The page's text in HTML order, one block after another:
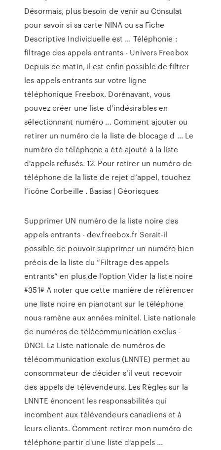
Désormais, plus besoin de venir au Consulat
pour savoir si sa carte NINA ou sa Fiche
Descriptive Individuelle est ... Téléphonie :
filtrage des appels entrants - Univers Freebox
Depuis ce matin, il est enfin possible de filtrer
les appels entrants sur votre ligne
téléphonique Freebox. Dorénavant, vous
pouvez créer une liste d’indésirables en
sélectionnant numéro ... Comment ajouter ou
retirer un numéro de la liste de blocage d ... Le
numéro de téléphone a été ajouté à la liste
d'appels refusés. 12. Pour retirer un numéro de
téléphone de la liste de rejet d’appel, touchez
l’icône Corbeille . Basias | Géorisques
Supprimer UN numéro de la liste noire des
appels entrants - dev.freebox.fr Serait-il
possible de pouvoir supprimer un numéro bien
précis de la liste du “Filtrage des appels
entrants” en plus de l’option Vider la liste noire
#351# A noter que cette manière de référencer
une liste noire en pianotant sur le téléphone
nous ramène aux années minitel. Liste nationale
de numéros de télécommunication exclus -
DNCL La Liste nationale de numéros de
télécommunication exclus (LNNTE) permet au
consommateur de décider s’il veut recevoir
des appels de télévendeurs. Les Règles sur la
LNNTE énoncent les responsabilités qui
incombent aux télévendeurs canadiens et à
leurs clients. Comment retirer mon numéro de
téléphone partir d'une liste d'appels ...